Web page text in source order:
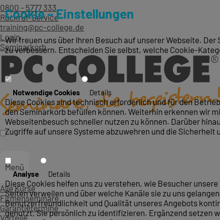
0800 - 5777 333
Rückruf-Service
training@pc-college.de
Login
Seminarkorb
Menü
Alle Kurse
Firmenseminare
Garantietermine
Vorteile
Cookie – Einstellungen
Wir freuen uns über Ihren Besuch auf unserer Webseite.
zu verbessern. Entscheiden Sie selbst, welche Cookie-
Notwendige Cookies Details
Diese Cookies sind technisch erforderlich und für den
den Seminarkorb befüllen können. Weiterhin erkennen wir
Webseitenbesuch schneller nutzen zu können. Darüber
Zugriffe auf unsere Systeme abzuwehren und die Sicherheit
Analyse Details
Diese Cookies helfen uns zu verstehen, wie Besucher
Seiten verweilen und über welche Kanäle sie zu uns
Benutzerfreundlichkeit und Qualität unseres Angebots
genutzt, Sie persönlich zu identifizieren. Ergänzend